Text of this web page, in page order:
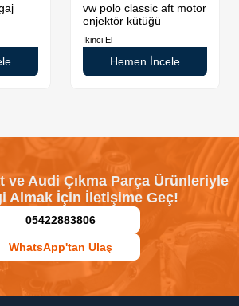
vw polo classic aft motor
enjektör kütüğü
İkinci El
Hemen İncele
ve Audi Çıkma Parça Ürünleriyle
Almak İçin İletişime Geç!
05422883806
WhatsApp'tan Ulaş